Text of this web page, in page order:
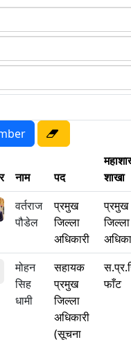
नाम पद
शाखा
वर्तराज
पौडेल
प्रमुख
जिल्ला
अधिकारी
प्रमुख
जिल्ला
मोहन
सिह
धामी
सहायक
प्रमुख
जिल्ला
अधिकारी
(सूचना
फाँट